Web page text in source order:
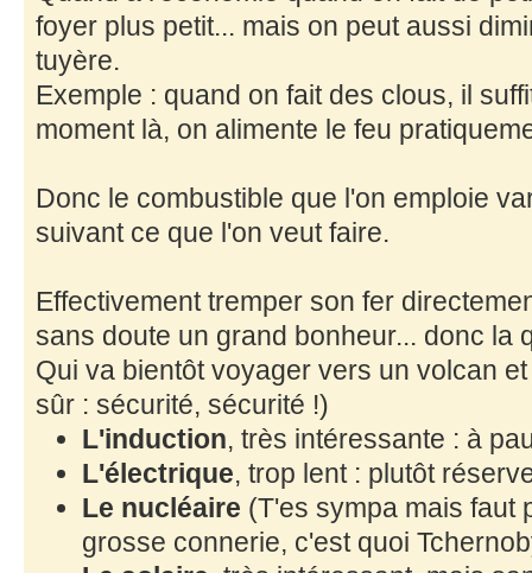
foyer plus petit... mais on peut aussi
tuyère.
Exemple : quand on fait des clous, il
moment là, on alimente le feu
Donc le combustible que l'on emploie
suivant ce que l'on veut faire.
Effectivement tremper son fer
sans doute un grand bonheur... donc la
Qui va bientôt voyager vers un volcan
sûr : sécurité, sécurité !)
L'induction, très intéressante : à
L'électrique, trop lent : plutôt
Le nucléaire (T'es sympa mais faut
grosse connerie, c'est quoi